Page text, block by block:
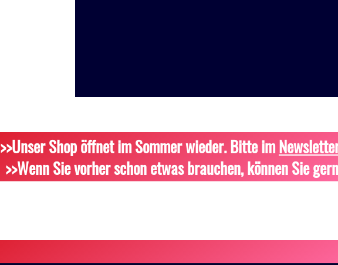
>>Unser Shop öffnet im Sommer wieder. Bitte im
>>Wenn Sie vorher schon etwas brauchen, können Sie